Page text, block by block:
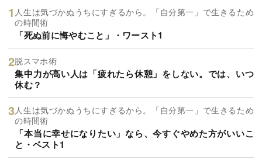
人生は気づかぬうちにすぎるから。「自分第一」で生きるため
の時間術
「死ぬ前に悔やむこと」・ワースト1
脱スマホ術
集中力が高い人は「疲れたら休憩」をしない。では、いつ
休む？
人生は気づかぬうちにすぎるから。「自分第一」で生きるため
の時間術
「本当に幸せになりたい」なら、今すぐやめた方がいいこ
と・ベスト1